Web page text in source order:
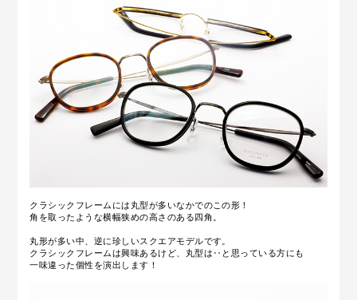
クラシックフレームには丸型が多いなかでのこの形！
角を取ったような横幅狭めの高さのある四角。
丸形が多い中、逆に珍しいスクエアモデルです。
クラシックフレームは興味あるけど、丸型は‥と思っている方にも
一味違った個性を演出します！